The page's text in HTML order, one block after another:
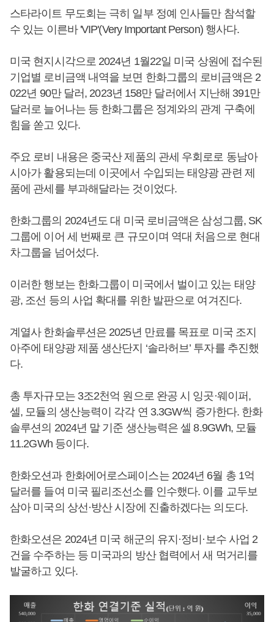
스타라이트 무도회는 극히 일부 정예 인사들만 참석할
수 있는 이른바 'VIP'(Very Important Person) 행사다.
미국 현지시각으로 2024년 1월22일 미국 상원에 접수된
기업별 로비금액 내역을 보면 한화그룹의 로비금액은 2
022년 90만 달러, 2023년 158만 달러에서 지난해 391만
달러로 늘어나는 등 한화그룹은 정계와의 관계 구축에
힘을 쏟고 있다.
주요 로비 내용은 중국산 제품의 관세 우회로로 동남아
시아가 활용되는데 이곳에서 수입되는 태양광 관련 제
품에 관세를 부과해달라는 것이었다.
한화그룹의 2024년도 대 미국 로비금액은 삼성그룹, SK
그룹에 이어 세 번째로 큰 규모이며 역대 처음으로 현대
차그룹을 넘어섰다.
이러한 행보는 한화그룹이 미국에서 벌이고 있는 태양
광, 조선 등의 사업 확대를 위한 발판으로 여겨진다.
계열사 한화솔루션은 2025년 만료를 목표로 미국 조지
아주에 태양광 제품 생산단지 ‘솔라허브’ 투자를 추진했
다.
총 투자규모는 3조2천억 원으로 완공 시 잉곳·웨이퍼,
셀, 모듈의 생산능력이 각각 연 3.3GW씩 증가한다. 한화
솔루션의 2024년 말 기준 생산능력은 셀 8.9GWh, 모듈
11.2GWh 등이다.
한화오션과 한화에어로스페이스는 2024년 6월 총 1억
달러를 들여 미국 필리조선소를 인수했다. 이를 교두보
삼아 미국의 상선·방산 시장에 진출하겠다는 의도다.
한화오션은 2024년 미국 해군의 유지·정비·보수 사업 2
건을 수주하는 등 미국과의 방산 협력에서 새 먹거리를
발굴하고 있다.